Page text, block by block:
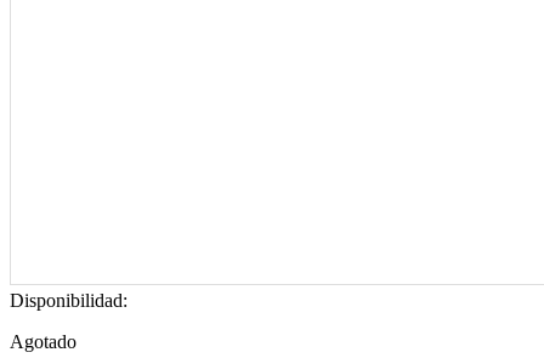
Disponibilidad:
Agotado